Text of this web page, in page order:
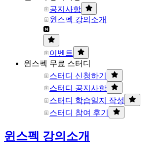
공지사항
윈스펙 강의소개
이벤트
윈스펙 무료 스터디
스터디 신청하기
스터디 공지사항
스터디 학습일지 작성
스터디 참여 후기
윈스펙 강의소개